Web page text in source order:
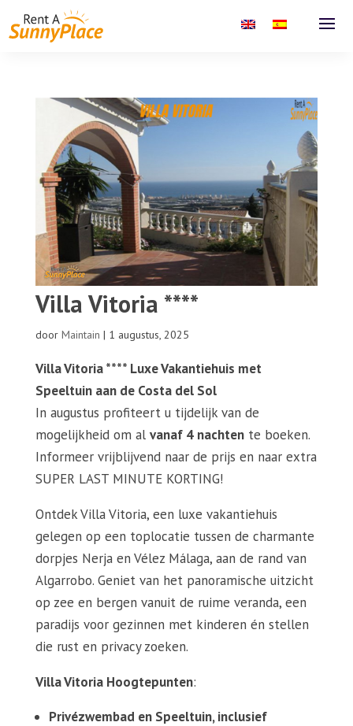
Villa Vitoria ****
door Maintain | 1 augustus, 2025
Villa Vitoria **** Luxe Vakantiehuis met
Speeltuin aan de Costa del Sol
In augustus profiteert u tijdelijk van de
mogelijkheid om al vanaf 4 nachtente boeken.
Informeer vrijblijvend naar de prijs en naar extra
SUPER LAST MINUTE KORTING!
Ontdek Villa Vitoria, een luxe vakantiehuis
gelegen op een toplocatie tussen de charmante
dorpjes Nerja en Vélez Málaga, aan de rand van
Algarrobo. Geniet van het panoramische uitzicht
op zee en bergen vanuit de ruime veranda, een
paradijs voor gezinnen met kinderen én stellen
die rust en privacy zoeken.
Villa Vitoria Hoogtepunten:
Privézwembad en Speeltuin, inclusief